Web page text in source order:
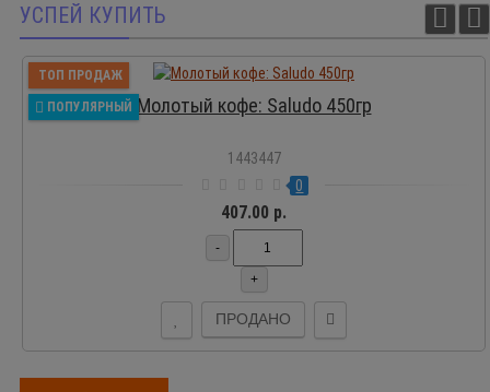
УСПЕЙ КУПИТЬ
ТОП ПРОДАЖ
ПОПУЛЯРНЫЙ Молотый кофе: Saludo 450гр
1443447
0
407.00 р.
-
+
ПРОДАНО